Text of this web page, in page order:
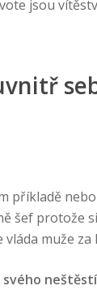
jsou
příkladě
šef protože
vláda muže